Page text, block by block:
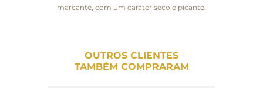
marcante, com um caráter seco e picante.
OUTROS CLIENTES
TAMBÉM COMPRARAM